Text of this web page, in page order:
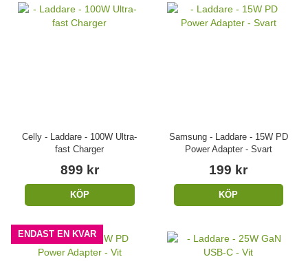
Celly - Laddare - 100W Ultra-
fast Charger
899 kr
KÖP
Samsung - Laddare - 15W PD
Power Adapter - Svart
199 kr
KÖP
ENDAST EN KVAR